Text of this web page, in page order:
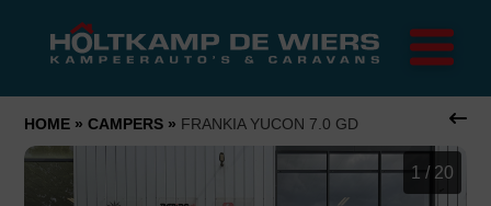
Home
Merken
Rapido
Campers
HOME »CAMPERS » FRANKIA YUCON 7.0 GD
1 / 20